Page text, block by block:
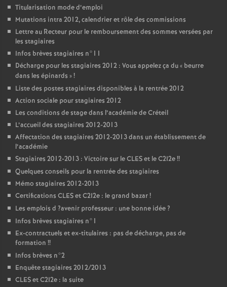
Titularisation mode d’emploi
Mutations intra 2012, calendrier et rôle des commissions
Lettre au Recteur pour le remboursement des sommes versées par
les stagiaires
Infos brèves stagiaires n°11
Décharge pour les stagiaires 2012 : Vous appelez ça du « beurre
dans les épinards »!
Liste des postes stagiaires disponibles à la rentrée 2012
Action sociale pour stagiaires 2012
Les conditions de stage dans l’académie de Créteil
L’accueil des stagiaires 2012-2013
Affectation des stagiaires 2012-2013 dans un établissement de
l’académie
Stagiaires 2012-2013 : Victoire sur leCLESet le C2I2e!!
Quelques conseils pour la rentrée des stagiaires
Mémo stagiaires 2012-2013
Certifications CLESet C2I2e : le grand bazar!
Les emplois d ?avenir professeur : une bonne idée?
Infos brèves stagiaires n°1
Ex-contractuels et ex-titulaires : pas de décharge, pas de
formation !!
Infos brèves n°2
Enquête stagiaires 2012/2013
CLESet C2I2e : la suite